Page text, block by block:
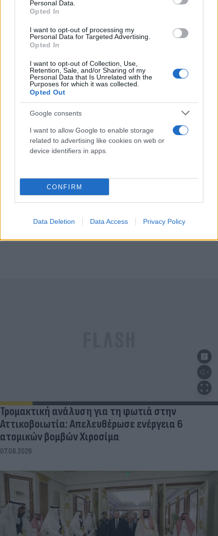
Personal Data.
Opted In
I want to opt-out of processing my
Personal Data for Targeted Advertising.
Opted In
I want to opt-out of Collection, Use,
Retention, Sale, and/or Sharing of my
Personal Data that Is Unrelated with the
Purposes for which it was collected.
Opted Out
Google consents
I want to allow Google to enable storage
related to advertising like cookies on web or
device identifiers in apps.
CONFIRM
Data Deletion Data Access Privacy Policy
Πραγματογνώμονας για το τροχαίο στις
Σέρρες: «Κάτι απέσπασε την προσοχή του
οδηγού»
Τρομακτική ανάλυση για τη φωτιά στην
Αττικοβοιωτία: Απελευθέρωσε ενέργεια 6
ατομικών βομβών Χιροσίμα
07.08.2026